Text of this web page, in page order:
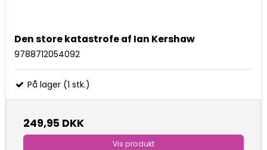
Den store katastrofe af Ian Kershaw
9788712054092
På lager (1 stk.)
249,95 DKK
Vis produkt